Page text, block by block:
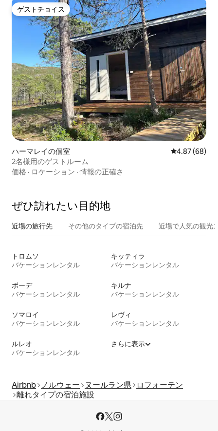
ゲストチョイス
ゲストチョイス
ハーマレイの個室 レビュー68
4.87 (68)
2名様用のゲストルーム
価格 · ロケーション ·情報の正確さ
ぜひ訪⁠れ⁠た⁠い目⁠的⁠地
近場の旅行先 その他のタ⁠イ⁠プ⁠の宿⁠泊⁠先 近場で人気の観光
トロムソ
バケーションレンタル
キッティラ
バケーションレンタル
ボーデ
バケーションレンタル
キルナ
バケーションレンタル
ソマロイ
バケーションレンタル
レヴィ
バケーションレンタル
ルレオ
バケーションレンタル
さらに表示
Airbnb ノルウェー ヌールラン県
ロフォーテン
離れタイプの宿泊施設